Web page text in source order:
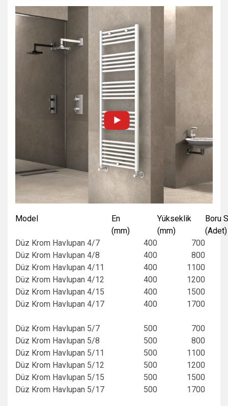
Model En Yükseklik
Boru
(mm)
(mm)
(Adet)
Düz Krom Havlupan 4/7
400
700
Düz Krom Havlupan 4/8
400
800
Düz Krom Havlupan 4/11
400
1100
Düz Krom Havlupan 4/12
400
1200
Düz Krom Havlupan 4/15
400
1500
Düz Krom Havlupan 4/17
400 1700
Düz Krom Havlupan 5/7 500
700
Düz Krom Havlupan 5/8
500
800
Düz Krom Havlupan 5/11
500
1100
Düz Krom Havlupan 5/12
500
1200
Düz Krom Havlupan 5/15
500
1500
Düz Krom Havlupan 5/17
500 1700